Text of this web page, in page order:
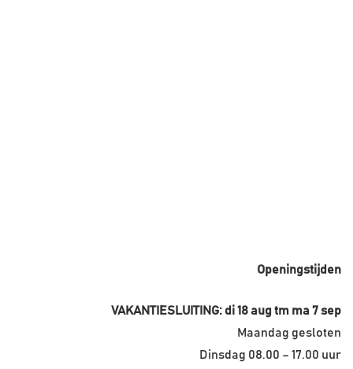
Openingstijden
VAKANTIESLUITING: di 18 aug tm ma 7 sep
Maandag gesloten
Dinsdag 08.00 – 17.00 uur